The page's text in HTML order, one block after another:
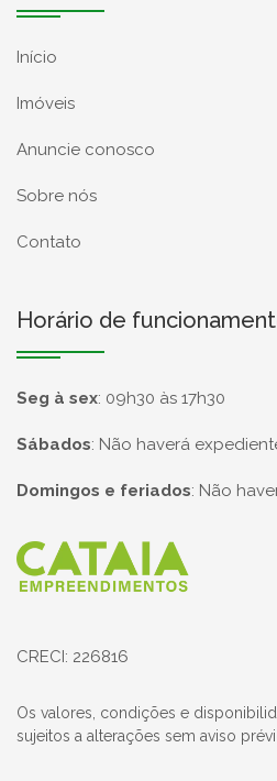
Início
Imóveis
Anuncie conosco
Sobre nós
Contato
Horário de
Seg à sex: 09h30 às 17h30
Sábados: Não haverá
Domingos e feriados: Não
Página inicial
CRECI: 226816
Os valores, condições e
sujeitos a alterações sem aviso